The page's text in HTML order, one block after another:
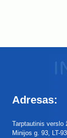
Adresas:
Tarptautinis verslo
Minijos g. 93, LT-